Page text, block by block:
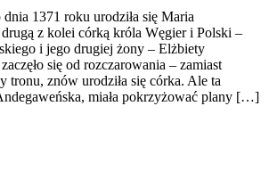
1371 roku urodziła się Maria
z kolei córką króla Węgier i Polski –
i jego drugiej żony – Elżbiety
się od rozczarowania – zamiast
tronu, znów urodziła się córka. Ale ta
miała pokrzyżować plany […]